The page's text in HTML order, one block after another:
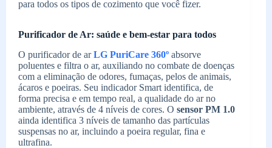
para todos os tipos de cozimento que você fizer.
Purificador de Ar: saúde e bem-estar para todos
O purificador de arLG PuriCare 360º absorve
poluentes e filtra o ar, auxiliando no combate de doenças
com a eliminação de odores, fumaças, pelos de animais,
ácaros e poeiras. Seu indicador Smart identifica, de
forma precisa e em tempo real, a qualidade do ar no
ambiente, através de 4 níveis de cores. O sensor PM 1.0
ainda identifica 3 níveis de tamanho das partículas
suspensas no ar, incluindo a poeira regular, fina e
ultrafina.